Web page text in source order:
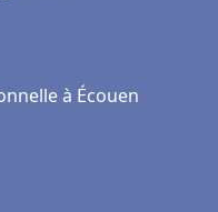
à Écouen